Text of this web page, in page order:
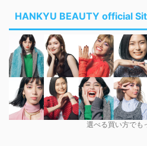
HANKYU BEAUTY official
選べる買い方でも